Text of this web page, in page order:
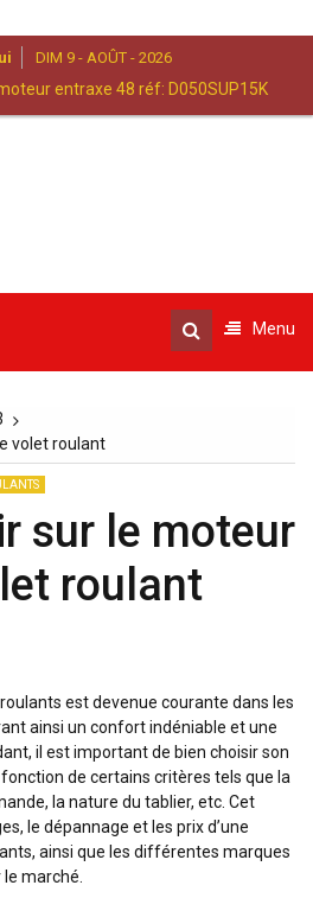
DIM 9 - AOÛT - 2026
48 réf: D050SUP15K
Menu
volet roulant
sur le moteur
roulant
est devenue courante dans les
ainsi un confort indéniable et une
il est important de bien choisir son
de certains critères tels que la
la nature du tablier, etc. Cet
le dépannage et les prix d’une
ainsi que les différentes marques
marché.